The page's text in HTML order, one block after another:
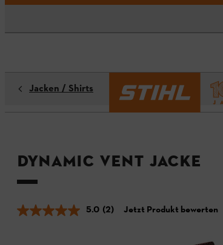
Jacken / Shirts
DYNAMIC VENT Jacke
5.0 (2) Jetzt Produkt bewerten